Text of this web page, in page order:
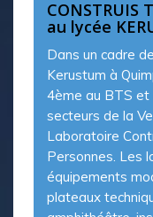
CONSTRUIS
au lycée
Dans un cadre
Kerustum à
4ème au BTS et
secteurs de la
Laboratoire
Personnes. Les
équipements
plateaux